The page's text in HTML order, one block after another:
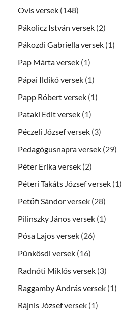
Ovis versek (148)
Pákolicz István versek (2)
Pákozdi Gabriella versek (1)
Pap Márta versek (1)
Pápai Ildikó versek (1)
Papp Róbert versek (1)
Pataki Edit versek (1)
Péczeli József versek (3)
Pedagógusnapra versek (29)
Péter Erika versek (2)
Péteri Takáts József versek (1)
Petőfi Sándor versek (28)
Pilinszky János versek (1)
Pósa Lajos versek (26)
Pünkösdi versek (16)
Radnóti Miklós versek (3)
Raggamby András versek (1)
Rájnis József versek (1)